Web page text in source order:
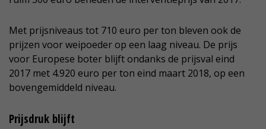
Met prijsniveaus tot 710 euro per ton bleven ook de
prijzen voor weipoeder op een laag niveau. De prijs
voor Europese boter blijft ondanks de prijsval eind
2017 met 4.920 euro per ton eind maart 2018, op een
bovengemiddeld niveau.
Prijsdruk blijft